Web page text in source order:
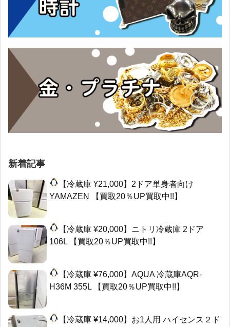
新着記事
【冷蔵庫 ¥21,000】2ドア単身者向け
YAMAZEN 【買取20％UP買取中!!】
【冷蔵庫 ¥20,000】ニトリ冷蔵庫 2ドア
106L 【買取20％UP買取中!!】
【冷蔵庫 ¥76,000】AQUA 冷蔵庫AQR-
H36M 355L 【買取20％UP買取中!!】
【冷蔵庫 ¥14,000】お1人用 ハイセンス２ド